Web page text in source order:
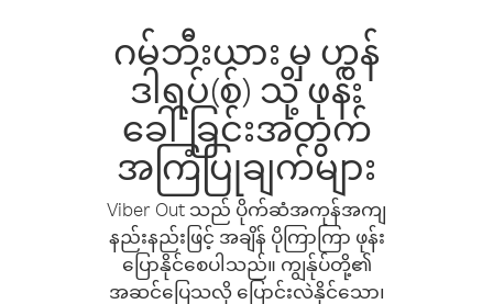
ဂမ်ဘီးယား မှ ဟွန်
ဒါရပ်(စ်) သို့ ဖုန်း
ခေါ်ခြင်းအတွက်
အကြံပြုချက်များ
Viber Out သည် ပိုက်ဆံအကုန်အကျ
နည်းနည်းဖြင့် အချိန် ပိုကြာကြာ ဖုန်း
ပြောနိုင်စေပါသည်။ ကျွန်ုပ်တို့၏
အဆင်ပြေသလို ပြောင်းလဲနိုင်သော၊